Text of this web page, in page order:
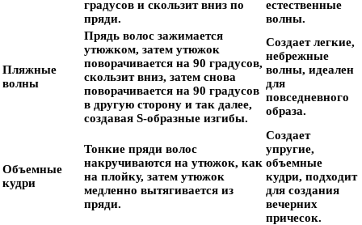
градусов и скользит вниз по
пряди.
естественные
волны.
Пляжные
волны
Прядь волос зажимается
утюжком, затем утюжок
поворачивается на 90 градусов,
скользит вниз, затем снова
поворачивается на 90 градусов
в другую сторону и так далее,
создавая S-образные изгибы.
Создает легкие,
небрежные
волны, идеален
для
повседневного
образа.
Объемные
кудри
Тонкие пряди волос
накручиваются на утюжок, как
на плойку, затем утюжок
медленно вытягивается из
пряди.
Создает
упругие,
объемные
кудри, подходит
для создания
вечерних
причесок.